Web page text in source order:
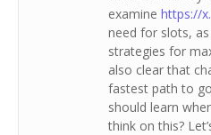
examine https://
need for slots,
strategies for
also clear that
fastest path to
should learn
think on this?